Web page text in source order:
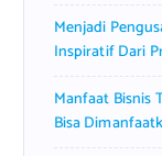
Menjadi
Inspiratif Dari
Manfaat Bisnis
Bisa